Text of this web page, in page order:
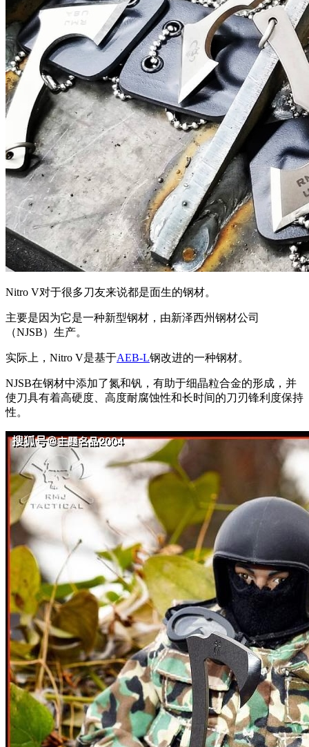
Nitro V对于很多刀友来说都是面生的钢材。
主要是因为它是一种新型钢材，由新泽西州钢材公司
（NJSB）生产。
实际上，Nitro V是基于AEB-L钢改进的一种钢材。
NJSB在钢材中添加了氮和钒，有助于细晶粒合金的形成，并
使刀具有着高硬度、高度耐腐蚀性和长时间的刀刃锋利度保持
性。